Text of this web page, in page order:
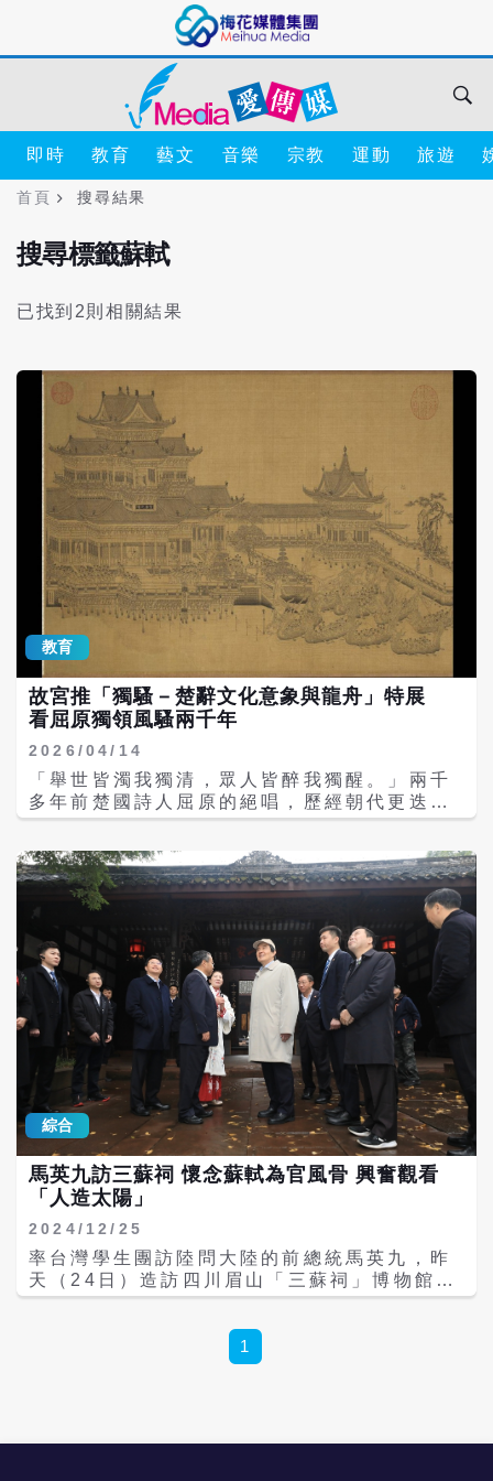
即時 教育 藝文 音樂 宗教 運動 旅遊
首頁 搜尋結果
搜尋標籤蘇軾
已找到2則相關結果
教育
故宮推「獨騷－楚辭文化意象與龍舟」特展
看屈原獨領風騷兩千年
2026/04/14
「舉世皆濁我獨清，眾人皆醉我獨醒。」兩千
多年前楚國詩人屈原的絕唱，歷經朝代更迭、
文人傳誦，依舊叩人心弦。國立故宮博物院今
象與龍舟」，以文學經典《楚辭》為核心，分
別從歷史文化脈絡、文學傳統對藝術文化的浸
潤，以及端午節等民俗文化對屈原的跨時空迴
響等面向，與觀眾一起探索這股跨越兩千年的
獨特魅力。 故宮策展人書畫文獻處助理研究員
林宛儒表示，展名「獨騷」蘊含了幾層深意。
最直觀的層次是「獨領風騷」，意指超越群
倫，「風」指《詩經》，「騷」是《楚辭》，
兩者並列中國文學的兩大經典。《楚辭》中，
又以〈離騷〉最著名，甚至成為全書的代稱。
東漢王逸《楚辭章句》：「離，別也；騷，愁
也。」這部作品緊扣著屈原的人生際遇，是他
將生命憂患與政治挫敗交織而成的詩篇。被放
逐後的屈原，「遊於江潭，行吟澤畔」，那面
容憔悴、孤傲不群的身影，成為歷代反覆詮釋
的孤絕意象。因此，「獨騷」的第二層意思，
便是指涉屈原那份孤獨憂愁的形象。《世說新
稱名士。」這確立了〈離騷〉作為文人在際遇
不順時的精神寄託。展名中的「獨」與「讀」
一單元「戰國烽煙中的屈原」勾勒身為楚國重
明，真實記錄了大國博弈的歷史情境；第二單
綜合
馬英九訪三蘇祠 懷念蘇軾為官風骨 興奮觀看
「人造太陽」
2024/12/25
率台灣學生團訪陸問大陸的前總統馬英九，昨
天（24日）造訪四川眉山「三蘇祠」博物館，
北宋文學家蘇洵、蘇軾、蘇轍父子故居。馬讚
吟詠《水調歌頭》、《念奴嬌赤壁懷古》，懷
1